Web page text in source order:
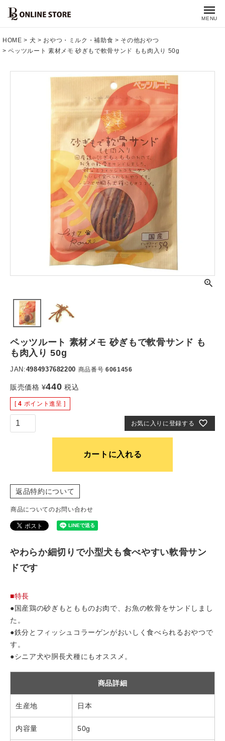
MENU
HOME 犬 おやつ・ミルク・補助食
その他おやつ
ペッツルート 素材メモ 砂ぎもで軟骨サンド もも肉入り 50g
ペッツルート 素材メモ 砂ぎもで軟骨サンド も
も肉入り 50g
JAN:4984937682200 商品番号 6061456
販売価格 ¥440 税込
[ 4 ポイント進呈 ]
お気に入りに登録する
カートに入れる
返品特約について
商品についてのお問い合わせ
やわらか細切りで小型犬も食べやすい軟骨サン
ドです
■特長
●国産鶏の砂ぎもともものお肉で、お魚の軟骨をサンドしまし
た。
●鉄分とフィッシュコラーゲンがおいしく食べられるおやつで
す。
●シニア犬や胴長犬種にもオススメ。
商品詳細
生産地 日本
内容量 50g